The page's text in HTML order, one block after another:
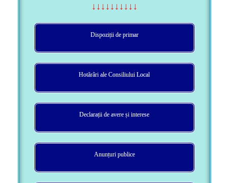
↓↓↓↓↓↓↓↓↓↓
Dispoziții de primar
Hotărâri ale Consiliului Local
Declarații de avere și interese
Anunțuri publice